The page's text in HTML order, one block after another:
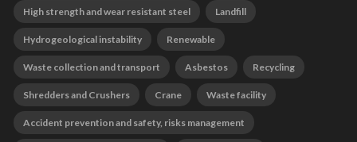
High strength and wear resistant steel Landfill
Hydrogeological instability Renewable
Waste collection and transport Asbestos Recycling
Shredders and Crushers Crane Waste facility
Accident prevention and safety, risks management